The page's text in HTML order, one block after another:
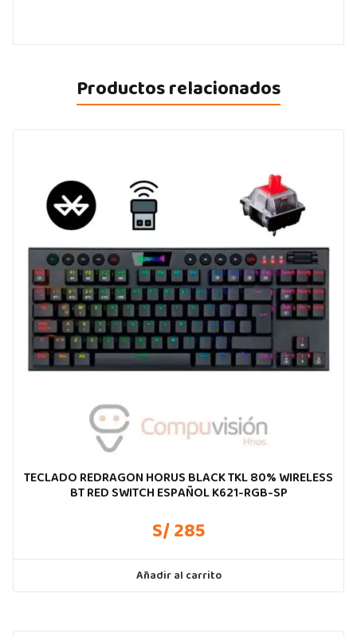
Productos relacionados
TECLADO REDRAGON HORUS BLACK TKL 80% WIRELESS
BT RED SWITCH ESPAÑOL K621-RGB-SP
S/ 285
Añadir al carrito